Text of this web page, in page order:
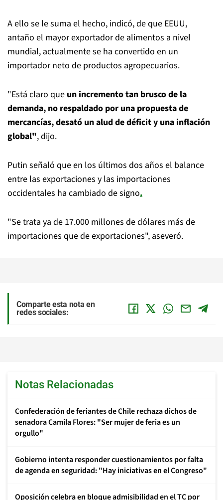
A ello se le suma el hecho, indicó, de que EEUU,
antaño el mayor exportador de alimentos a nivel
mundial, actualmente se ha convertido en un
importador neto de productos agropecuarios.
"Está claro que un incremento tan brusco de la
demanda, no respaldado por una propuesta de
mercancías, desató un alud de déficit y una inflación
global", dijo.
Putin señaló que en los últimos dos años el balance
entre las exportaciones y las importaciones
occidentales ha cambiado de signo.
"Se trata ya de 17.000 millones de dólares más de
importaciones que de exportaciones", aseveró.
Comparte esta nota en
redes sociales:
Notas Relacionadas
Confederación de feriantes de Chile rechaza dichos de
senadora Camila Flores: "Ser mujer de feria es un
orgullo"
Gobierno intenta responder cuestionamientos por falta
de agenda en seguridad: "Hay iniciativas en el Congreso"
Oposición celebra en bloque admisibilidad en el TC por